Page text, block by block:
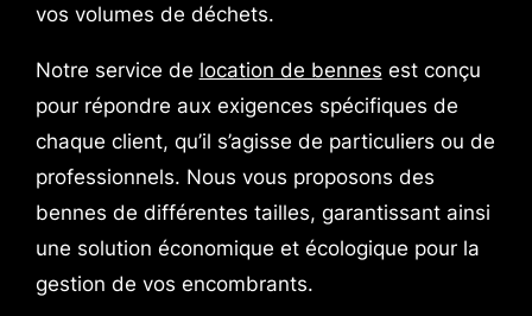
vos volumes de déchets.
Notre service de location de bennes est conçu
pour répondre aux exigences spécifiques de
chaque client, qu’il s’agisse de particuliers ou de
professionnels. Nous vous proposons des
bennes de différentes tailles, garantissant ainsi
une solution économique et écologique pour la
gestion de vos encombrants.